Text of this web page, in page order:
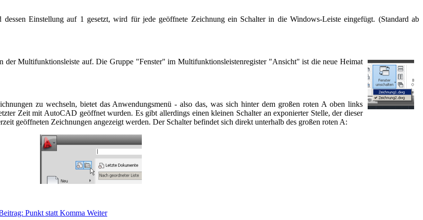
Einstellung auf 1 gesetzt, wird für jede geöffnete Zeichnung ein Schalter in die Windows-Leiste eingefügt. (Standard ab
der Multifunktionsleiste auf. Die Gruppe "Fenster" im Multifunktionsleistenregister "Ansicht" ist die neue Heimat
zu wechseln, bietet das Anwendungsmenü - also das, was sich hinter dem großen roten A oben links
Zeit mit AutoCAD geöffnet wurden. Es gibt allerdings einen kleinen Schalter an exponierter Stelle, der dieser
geöffneten Zeichnungen angezeigt werden. Der Schalter befindet sich direkt unterhalb des großen roten A:
Punkt statt Komma Weiter